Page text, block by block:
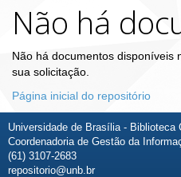
Não há
Não há documentos disponíveis
sua solicitação.
Página inicial do repositório
Universidade de Brasília - Biblioteca
Coordenadoria de Gestão da
(61) 3107-2683
repositorio@unb.br